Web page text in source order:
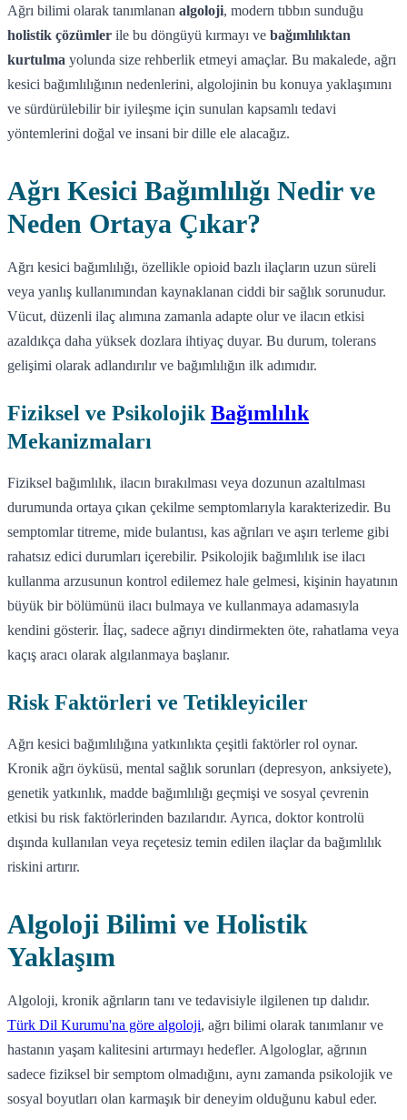
Ağrı bilimi olarak tanımlanan algoloji, modern tıbbın sunduğu
holistik çözümler ile bu döngüyü kırmayı ve bağımlılıktan
kurtulma yolunda size rehberlik etmeyi amaçlar. Bu makalede, ağrı
kesici bağımlılığının nedenlerini, algolojinin bu konuya yaklaşımını
ve sürdürülebilir bir iyileşme için sunulan kapsamlı tedavi
yöntemlerini doğal ve insani bir dille ele alacağız.
Ağrı Kesici Bağımlılığı Nedir ve
Neden Ortaya Çıkar?
Ağrı kesici bağımlılığı, özellikle opioid bazlı ilaçların uzun süreli
veya yanlış kullanımından kaynaklanan ciddi bir sağlık sorunudur.
Vücut, düzenli ilaç alımına zamanla adapte olur ve ilacın etkisi
azaldıkça daha yüksek dozlara ihtiyaç duyar. Bu durum, tolerans
gelişimi olarak adlandırılır ve bağımlılığın ilk adımıdır.
Fiziksel ve Psikolojik Bağımlılık
Mekanizmaları
Fiziksel bağımlılık, ilacın bırakılması veya dozunun azaltılması
durumunda ortaya çıkan çekilme semptomlarıyla karakterizedir. Bu
semptomlar titreme, mide bulantısı, kas ağrıları ve aşırı terleme gibi
rahatsız edici durumları içerebilir. Psikolojik bağımlılık ise ilacı
kullanma arzusunun kontrol edilemez hale gelmesi, kişinin hayatının
büyük bir bölümünü ilacı bulmaya ve kullanmaya adamasıyla
kendini gösterir. İlaç, sadece ağrıyı dindirmekten öte, rahatlama veya
kaçış aracı olarak algılanmaya başlanır.
Risk Faktörleri ve Tetikleyiciler
Ağrı kesici bağımlılığına yatkınlıkta çeşitli faktörler rol oynar.
Kronik ağrı öyküsü, mental sağlık sorunları (depresyon, anksiyete),
genetik yatkınlık, madde bağımlılığı geçmişi ve sosyal çevrenin
etkisi bu risk faktörlerinden bazılarıdır. Ayrıca, doktor kontrolü
dışında kullanılan veya reçetesiz temin edilen ilaçlar da bağımlılık
riskini artırır.
Algoloji Bilimi ve Holistik
Yaklaşım
Algoloji, kronik ağrıların tanı ve tedavisiyle ilgilenen tıp dalıdır.
Türk Dil Kurumu'na göre algoloji, ağrı bilimi olarak tanımlanır ve
hastanın yaşam kalitesini artırmayı hedefler. Algologlar, ağrının
sadece fiziksel bir semptom olmadığını, aynı zamanda psikolojik ve
sosyal boyutları olan karmaşık bir deneyim olduğunu kabul eder.